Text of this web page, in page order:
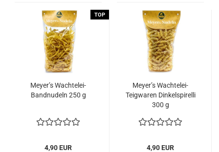
TOP
Meyer’s Wachtelei-
Bandnudeln 250 g
4,90 EUR
Meyer’s Wachtelei-
Teigwaren Dinkelspirelli
300 g
4,90 EUR